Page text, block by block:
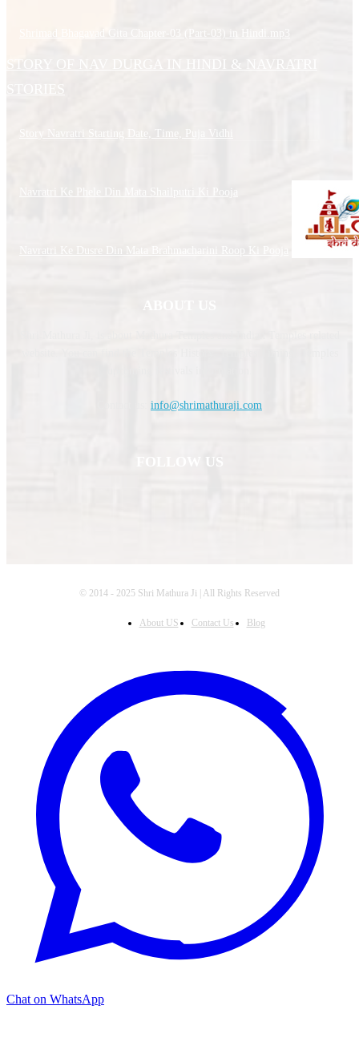
Shrimad Bhagavad Gita Chapter-03 (Part-03) in Hindi.mp3
STORY OF NAV DURGA IN HINDI & NAVRATRI
STORIES
Story Navratri Starting Date, Time, Puja Vidhi
Navratri Ke Phele Din Mata Shailputri Ki Pooja
Navratri Ke Dusre Din Mata Brahmacharini Roop Ki Pooja
info@shrimathuraji.com
FOLLOW US
© 2014 - 2025 Shri Mathura Ji | All Rights Reserved
About US Contact Us Blog
Chat on WhatsApp